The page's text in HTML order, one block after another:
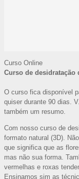
Curso Online
Curso de desidratação
O curso fica disponível
quiser durante 90 dias.
também um resumo.
Com nosso curso de
formato natural (3D).
que significa que as
mas não sua forma.
vermelhas e roxas
Ensinamos sim as